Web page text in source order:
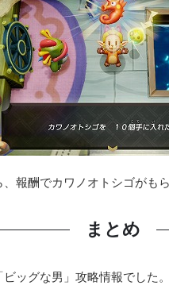
報酬でカワノオトシゴがもら
まとめ
ッグな男」攻略情報でした